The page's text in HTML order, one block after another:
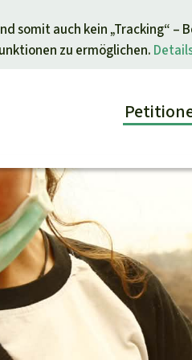
somit auch kein „Tracking“ –
zu ermöglichen.
Alle
Kids
Report
ein Thema
Afrika